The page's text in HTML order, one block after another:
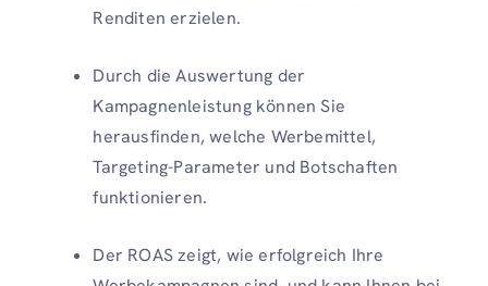
Renditen erzielen.
Durch die Auswertung der
Kampagnenleistung können Sie
herausfinden, welche Werbemittel,
Targeting-Parameter und Botschaften
funktionieren.
Der ROAS zeigt, wie erfolgreich Ihre